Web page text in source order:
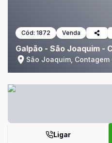
Cód: 1872 Venda
Galpão - São Joaquim -
São Joaquim, Contagem
Ligar